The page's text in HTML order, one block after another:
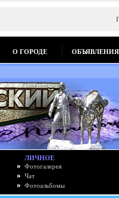
О ГОРОДЕ ОБЪЯВЛЕНИЯ
ЛИЧНОЕ
Фотогалерея
Чат
Фотоальбомы